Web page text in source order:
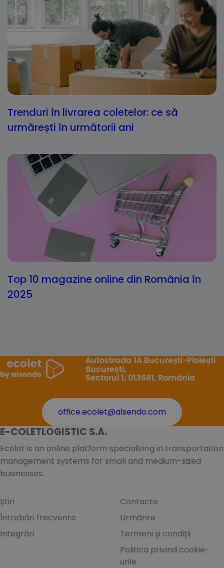
Trenduri în livrarea coletelor: ce să
urmărești în următorii ani
Top 10 magazine online din România în
2025
Autostrada 1A București-Ploiești
București,
Sectorul 1, 013681, România
office.ecolet@alsendo.com
E-COLETLOGISTIC S.A.
Ecolet is an online platform specializing in transportation
management systems for small and medium-sized
businesses.
Știri
Întrebări frecvente
Integrări
Contacte
Urmărire
Termeni și condiții
Politica privind cookie-
urile